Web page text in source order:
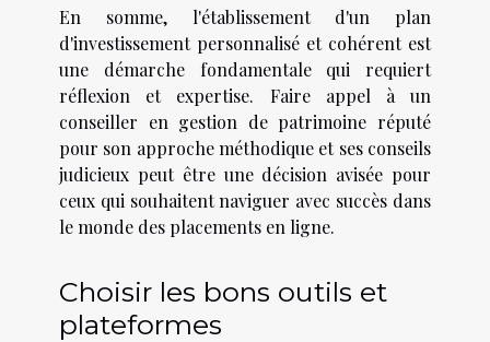
En somme, l'établissement d'un plan
d'investissement personnalisé et cohérent est
une démarche fondamentale qui requiert
réflexion et expertise. Faire appel à un
conseiller en gestion de patrimoine réputé
pour son approche méthodique et ses conseils
judicieux peut être une décision avisée pour
ceux qui souhaitent naviguer avec succès dans
le monde des placements en ligne.
Choisir les bons outils et
plateformes